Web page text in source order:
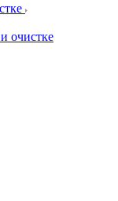
очистке